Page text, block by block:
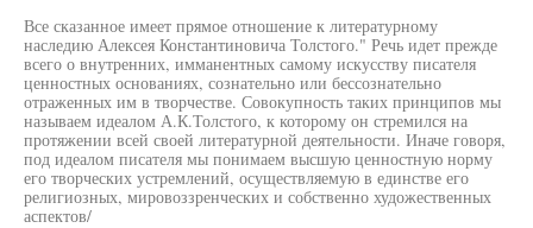
Все сказанное имеет прямое отношение к литературному
наследию Алексея Константиновича Толстого." Речь идет прежде
всего о внутренних, имманентных самому искусству писателя
ценностных основаниях, сознательно или бессознательно
отраженных им в творчестве. Совокупность таких принципов мы
называем идеалом А.К.Толстого, к которому он стремился на
протяжении всей своей литературной деятельности. Иначе говоря,
под идеалом писателя мы понимаем высшую ценностную норму
его творческих устремлений, осуществляемую в единстве его
религиозных, мировоззренческих и собственно художественных
аспектов/